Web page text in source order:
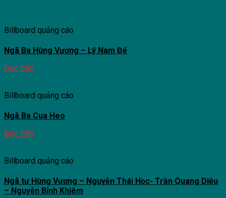
Billboard quảng cáo
Ngã Ba Hùng Vương – Lý Nam Đế
Đọc tiếp
Billboard quảng cáo
Ngã Ba Cua Heo
Đọc tiếp
Billboard quảng cáo
Ngã tư Hùng Vương – Nguyễn Thái Học- Trần Quang Diệu
– Nguyễn Bỉnh Khiêm